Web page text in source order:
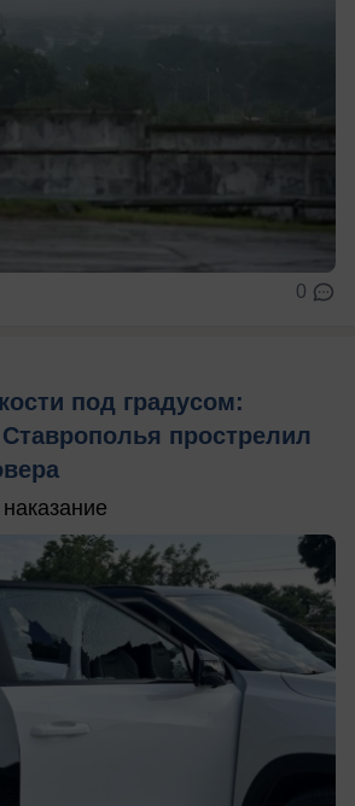
0
под градусом:
прострелил